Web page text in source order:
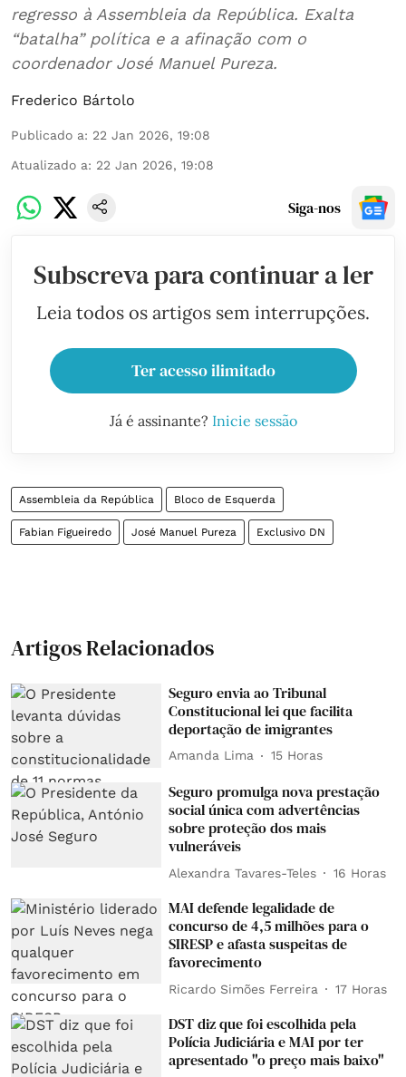
regresso à Assembleia da República. Exalta
“batalha” política e a afinação com o
coordenador José Manuel Pureza.
Frederico Bártolo
Publicado a: 22 Jan 2026, 19:08
Atualizado a: 22 Jan 2026, 19:08
Siga-nos
Subscreva para continuar a ler
Leia todos os artigos sem interrupções.
Ter acesso ilimitado
Já é assinante? Inicie sessão
Assembleia da República Bloco de Esquerda
Fabian Figueiredo José Manuel Pureza Exclusivo DN
Artigos Relacionados
Seguro envia ao Tribunal
Constitucional lei que facilita
deportação de imigrantes
Amanda Lima 15 Horas
Seguro promulga nova prestação
social única com advertências
sobre proteção dos mais
vulneráveis
Alexandra Tavares-Teles 16 Horas
MAI defende legalidade de
concurso de 4,5 milhões para o
SIRESP e afasta suspeitas de
favorecimento
Ricardo Simões Ferreira 17 Horas
DST diz que foi escolhida pela
Polícia Judiciária e MAI por ter
apresentado "o preço mais baixo"